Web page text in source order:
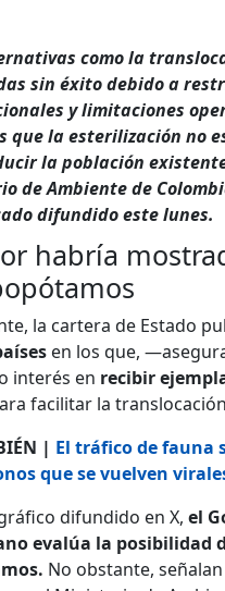
como la
sin éxito debido a
y limitaciones
que la esterilización no
la población
de Ambiente de
difundido este lunes.
habría
la cartera de Estado
en los que,
interés en recibir
facilitar la
| El tráfico de fauna
que se vuelven
difundido en X,el
evalúa la posibilidad
No obstante,